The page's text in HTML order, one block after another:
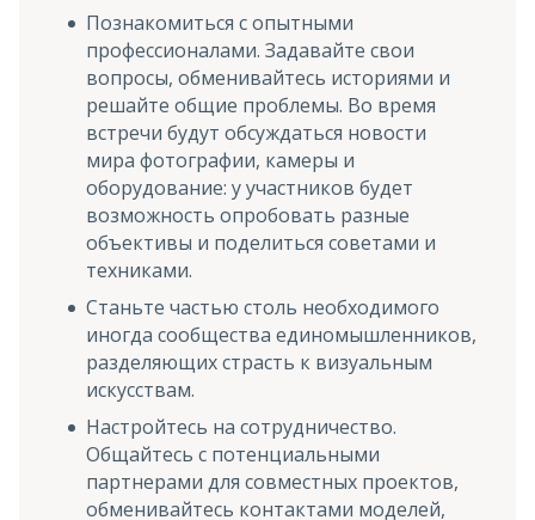
Познакомиться с опытными
профессионалами. Задавайте свои
вопросы, обменивайтесь историями и
решайте общие проблемы. Во время
встречи будут обсуждаться новости
мира фотографии, камеры и
оборудование: у участников будет
возможность опробовать разные
объективы и поделиться советами и
техниками.
Станьте частью столь необходимого
иногда сообщества единомышленников,
разделяющих страсть к визуальным
искусствам.
Настройтесь на сотрудничество.
Общайтесь с потенциальными
партнерами для совместных проектов,
обменивайтесь контактами моделей,